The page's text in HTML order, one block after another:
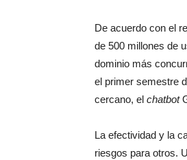
De acuerdo con el
de 500 millones de
dominio más
el primer semestre
cercano, el chatbot
La efectividad y la
riesgos para otros.